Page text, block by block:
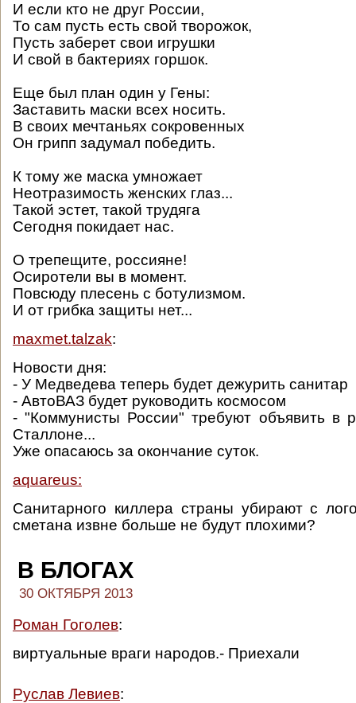
И если кто не друг России,
То сам пусть есть свой творожок,
Пусть заберет свои игрушки
И свой в бактериях горшок.
Еще был план один у Гены:
Заставить маски всех носить.
В своих мечтаньях сокровенных
Он грипп задумал победить.
К тому же маска умножает
Неотразимость женских глаз...
Такой эстет, такой трудяга
Сегодня покидает нас.
О трепещите, россияне!
Осиротели вы в момент.
Повсюду плесень с ботулизмом.
И от грибка защиты нет...
maxmet.talzak:
Новости дня:
- У Медведева теперь будет дежурить санитар
- АвтоВАЗ будет руководить космосом
- "Коммунисты России" требуют объявить в
Сталлоне...
Уже опасаюсь за окончание суток.
aquareus:
Санитарного киллера страны убирают с
сметана извне больше не будут плохими?
В БЛОГАХ
30 ОКТЯБРЯ 2013
Роман Гоголев:
виртуальные враги народов.- Приехали
Руслав Левиев: